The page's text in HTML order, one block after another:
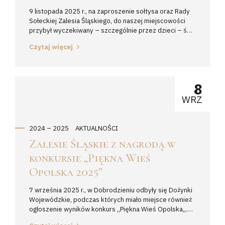
9 listopada 2025 r., na zaproszenie sołtysa oraz Rady
Sołeckiej Zalesia Śląskiego, do naszej miejscowości
przybył wyczekiwany – szczególnie przez dzieci – św.
godz. 15.00 na terenie boiska w Zalesiu Śląskim przy
Czytaj więcej
2024 – 2025 AKTUALNOŚCI
8
WRZ
Zalesie Śląskie z nagrodą w
konkursie „Piękna Wieś
Opolska 2025”
7 września 2025 r., w Dobrodzieniu odbyły się Dożynki
Wojewódzkie, podczas których miało miejsce również
ogłoszenie wyników konkurs „Piękna Wieś Opolska„.